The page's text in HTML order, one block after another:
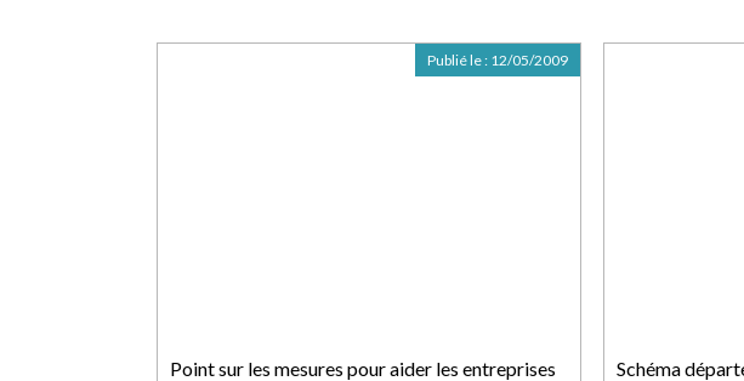
Point sur les mesures pour aider les entreprises
Publié le : 12/05/2009
Schéma